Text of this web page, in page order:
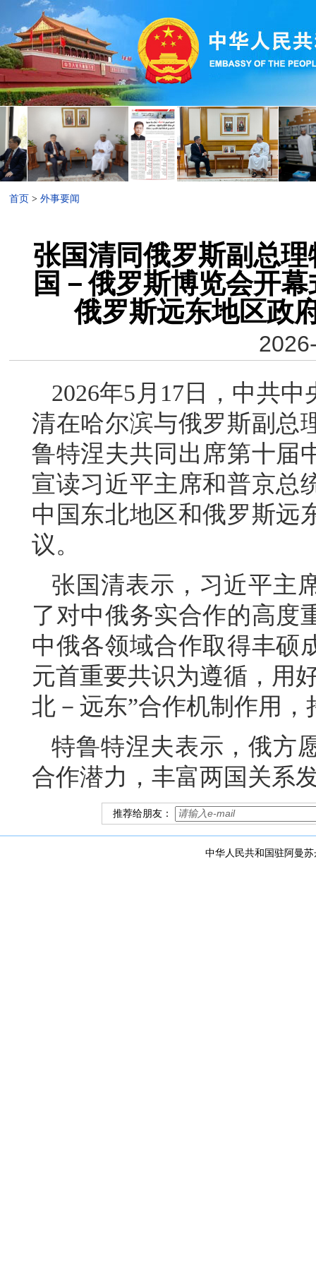
首页 > 外事要闻
张国清同俄罗斯副总
国－俄罗斯博览会开
俄罗斯远东地区政
2026年5月17日，中共
清在哈尔滨与俄罗斯副总
鲁特涅夫共同出席第十届
宣读习近平主席和普京总
中国东北地区和俄罗斯远
议。
张国清表示，习近平主
了对中俄务实合作的高度
中俄各领域合作取得丰硕
元首重要共识为遵循，用
北－远东”合作机制作用
特鲁特涅夫表示，俄方
合作潜力，丰富两国关系
推荐给朋友：
中华人民共和国驻阿曼